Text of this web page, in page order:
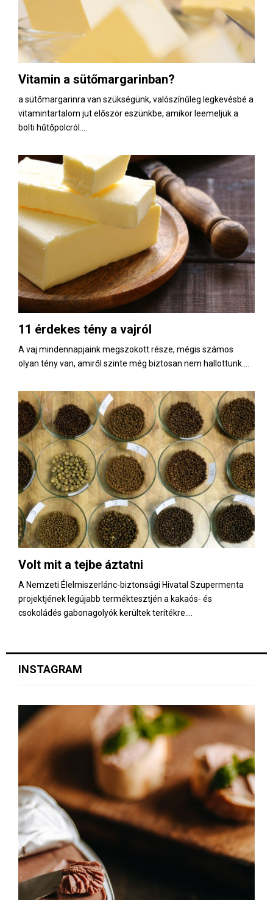
Vitamin a sütőmargarinban?
a sütőmargarinra van szükségünk, valószínűleg legkevésbé a
vitamintartalom jut először eszünkbe, amikor leemeljük a
bolti hűtőpolcról....
11 érdekes tény a vajról
A vaj mindennapjaink megszokott része, mégis számos
olyan tény van, amiről szinte még biztosan nem hallottunk....
Volt mit a tejbe áztatni
A Nemzeti Élelmiszerlánc-biztonsági Hivatal Szupermenta
projektjének legújabb terméktesztjén a kakaós- és
csokoládés gabonagolyók kerültek terítékre....
INSTAGRAM